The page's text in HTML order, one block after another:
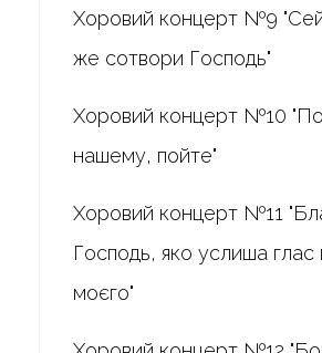
Хоровий концерт №9
же сотвори Господь"
Хоровий концерт №10
нашему, пойте"
Хоровий концерт №11
Господь, яко услиша глас
моєго"